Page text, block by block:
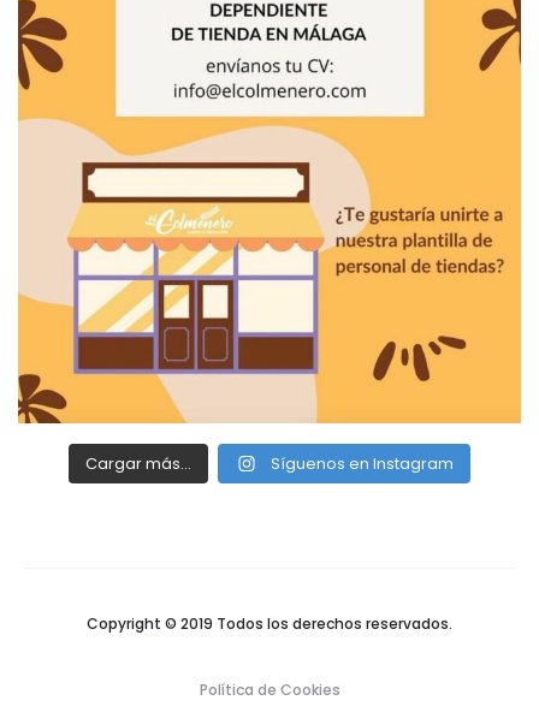
Cargar más... Síguenos en Instagram
Copyright © 2019 Todos los derechos reservados.
Política de Cookies